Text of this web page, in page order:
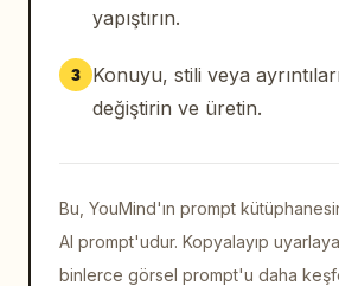
yapıştırın.
3
Konuyu, stili veya
değiştirin ve üretin.
Bu, YouMind'ın prompt
AI prompt'udur. Kopyalayıp
binlerce görsel prompt'u daha